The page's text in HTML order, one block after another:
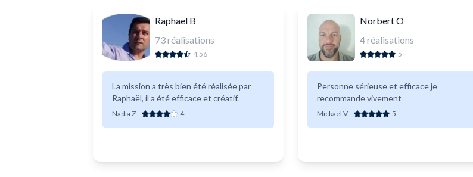
Raphael B
73réalisations
4.56
La mission a très bien été réalisée par
Raphaël, il a été efficace et créatif.
Nadia Z- 4
Norbert O
4réalisations
5
Personne sérieuse et efficace je
recommande vivement
Mickael V- 5